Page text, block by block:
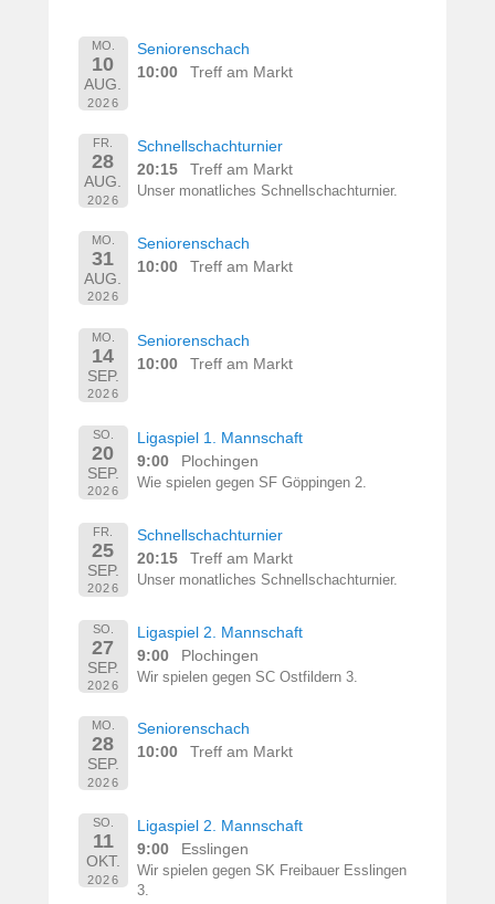
MO.
10
AUG.
2026
Seniorenschach
10:00
Treff am Markt
FR.
28
AUG.
2026
Schnellschachturnier
20:15
Treff am Markt
Unser monatliches Schnellschachturnier.
MO.
31
AUG.
2026
Seniorenschach
10:00
Treff am Markt
MO.
14
SEP.
2026
Seniorenschach
10:00
Treff am Markt
SO.
20
SEP.
2026
Ligaspiel 1. Mannschaft
9:00
Plochingen
Wie spielen gegen SF Göppingen 2.
FR.
25
SEP.
2026
Schnellschachturnier
20:15
Treff am Markt
Unser monatliches Schnellschachturnier.
SO.
27
SEP.
2026
Ligaspiel 2. Mannschaft
9:00
Plochingen
Wir spielen gegen SC Ostfildern 3.
MO.
28
SEP.
2026
Seniorenschach
10:00
Treff am Markt
SO.
11
OKT.
2026
Ligaspiel 2. Mannschaft
9:00
Esslingen
Wir spielen gegen SK Freibauer Esslingen
3.